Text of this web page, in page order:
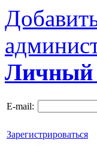
Личный
E-mail:
Зарегистрироваться